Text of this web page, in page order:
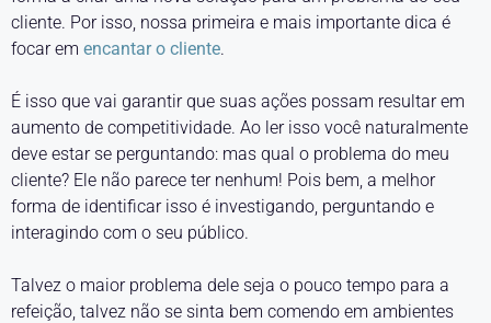
cliente. Por isso, nossa primeira e mais importante dica é
focar em encantar o cliente.
É isso que vai garantir que suas ações possam resultar em
aumento de competitividade. Ao ler isso você naturalmente
deve estar se perguntando: mas qual o problema do meu
cliente? Ele não parece ter nenhum! Pois bem, a melhor
forma de identificar isso é investigando, perguntando e
interagindo com o seu público.
Talvez o maior problema dele seja o pouco tempo para a
refeição, talvez não se sinta bem comendo em ambientes